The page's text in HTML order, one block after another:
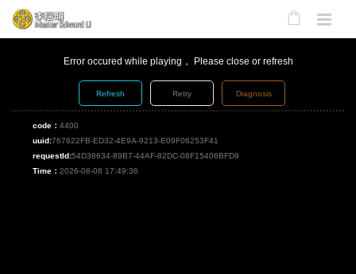
Error occured while playing， Please close or refresh
Refresh Retry Diagnosis
code： 4400
uuid:767622FB-ED32-4E9A-9213-E09F06253F41
requestId:54D38634-89B7-44AF-82DC-08F15406BFD9
Time： 2026-08-08 17:49:36